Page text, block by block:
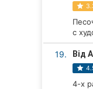
с
19. Від
4-х